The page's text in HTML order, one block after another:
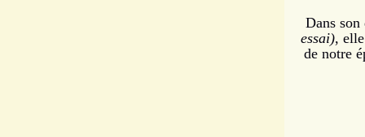
Dans
essai),
de notre